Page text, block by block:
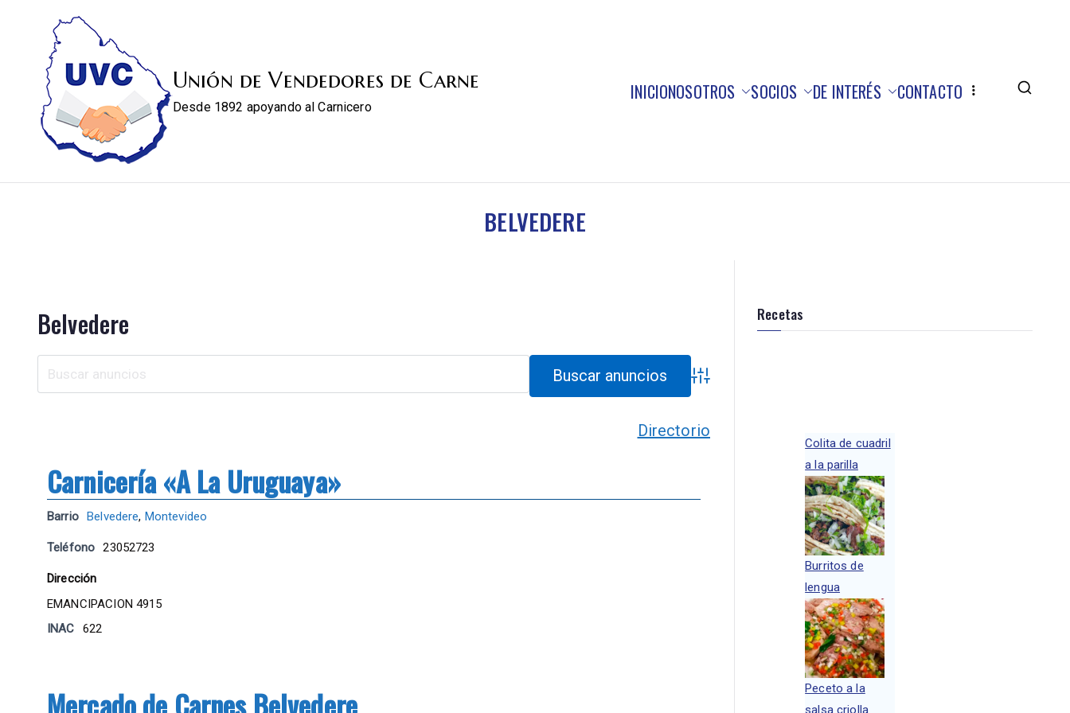
Unión de Vendedores de Carne
Desde 1892 apoyando al Carnicero
INICIONOSOTROS SOCIOS DE INTERÉS CONTACTO
BELVEDERE
Belvedere
Búsqueda avanzada
Directorio
Carnicería «A La Uruguaya»
Barrio Belvedere, Montevideo
Teléfono 23052723
Dirección
EMANCIPACION 4915
INAC
622
Mercado de Carnes Belvedere
Recetas
Colita de cuadril
a la parilla
Burritos de
lengua
Peceto a la
salsa criolla